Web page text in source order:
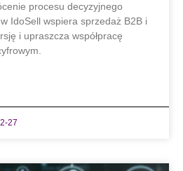
procesu decyzyjnego
IdoSell wspiera sprzedaż B2B i
i upraszcza współpracę
27